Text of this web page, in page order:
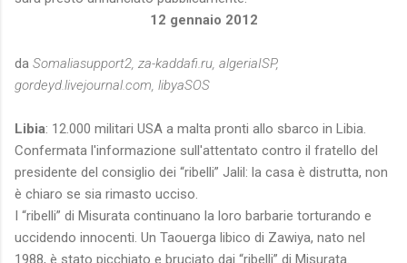
12 gennaio 2012
da Somaliasupport2, za-kaddafi.ru, algeriaISP,
gordeyd.livejournal.com, libyaSOS
Libia: 12.000 militari USA a malta pronti allo sbarco in Libia.
Confermata l'informazione sull'attentato contro il fratello del
presidente del consiglio dei “ribelli” Jalil: la casa è distrutta, non
è chiaro se sia rimasto ucciso.
I “ribelli” di Misurata continuano la loro barbarie torturando e
uccidendo innocenti. Un Taouerga libico di Zawiya, nato nel
1988, è stato picchiato e bruciato dai “ribelli” di Misurata.